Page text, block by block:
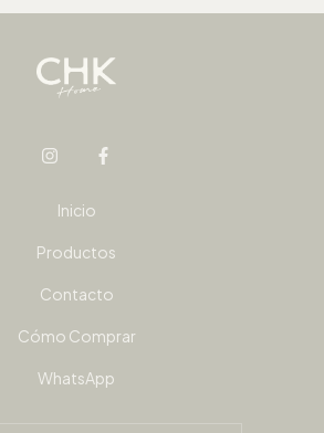
Inicio
Productos
Contacto
Cómo Comprar
WhatsApp